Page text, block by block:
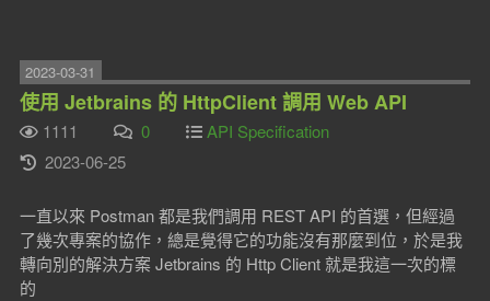
2023-03-31
使用 Jetbrains 的 HttpClient 調用 Web API
1111 0
API Specification
2023-06-25
一直以來 Postman 都是我們調用 REST API 的首選，但經過
了幾次專案的協作，總是覺得它的功能沒有那麼到位，於是我
轉向別的解決方案 Jetbrains 的 Http Client 就是我這一次的標
的